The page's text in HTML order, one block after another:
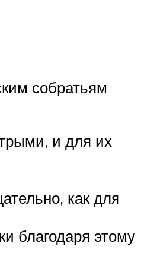
собратьям
и для их
как для
благодаря этому